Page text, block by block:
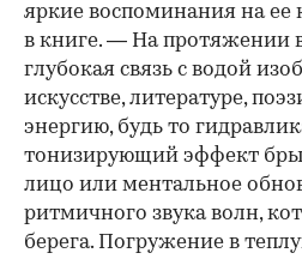
яркие воспоминания на ее
в книге. — На протяжении
глубокая связь с водой
искусстве, литературе,
энергию, будь то
тонизирующий эффект
лицо или ментальное
ритмичного звука волн,
берега. Погружение в